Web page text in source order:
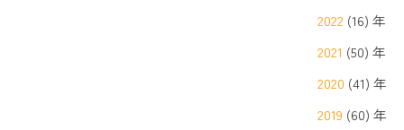
2022 (16) 年
2021 (50) 年
2020 (41) 年
2019 (60) 年